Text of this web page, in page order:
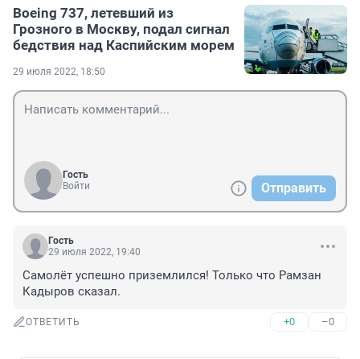
Boeing 737, летевший из
Грозного в Москву, подал сигнал
бедствия над Каспийским морем
29 июля 2022, 18:50
Гость
Войти
Отправить
Гость
29 июля 2022, 19:40
Самолёт успешно приземлился! Только что Рамзан
Кадыров сказал.
ОТВЕТИТЬ +0 –0